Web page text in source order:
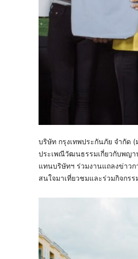
บริษัท กรุงเทพประกันภัย จำกัด
ประเพณีวัฒนธรรมเกี่ยวกับพญา
แทนบริษัทฯ ร่วมงานแถลงข่าว
สนใจมาเที่ยวชมและร่วมกิจกร